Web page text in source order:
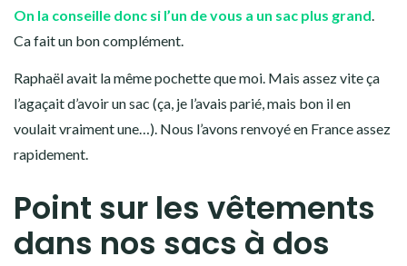
On la conseille donc si l’un de vous a un sac plus grand
Ca fait un bon complément.
Raphaël avait la même pochette que moi. Mais assez vite ça
l’agaçait d’avoir un sac (ça, je l’avais parié, mais bon il en
voulait vraiment une…). Nous l’avons renvoyé en France assez
rapidement.
Point sur les vêtements
dans nos sacs à dos